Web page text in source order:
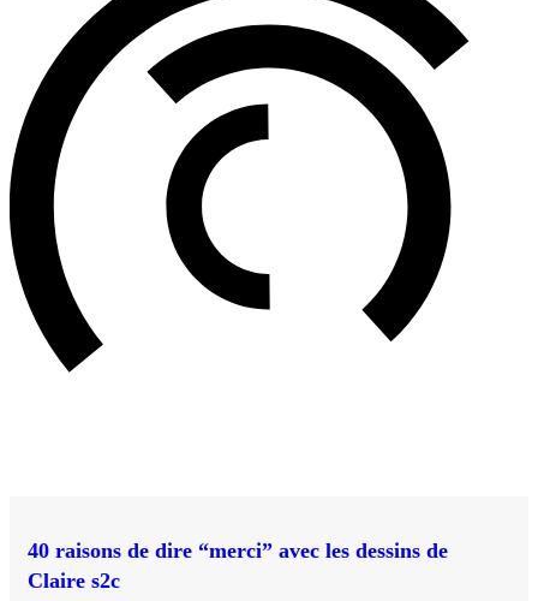
40 raisons de dire “merci” avec les dessins de
Claire s2c